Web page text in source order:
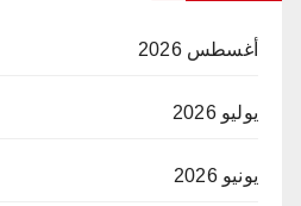
أغسطس 2026
يوليو 2026
يونيو 2026